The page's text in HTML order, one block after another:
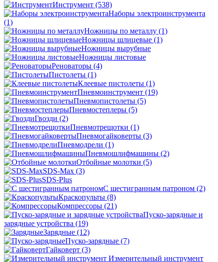
Инструмент (538)
Наборы электроинструмента
(1)
Ножницы по металлу (1)
Ножницы шлицевые (1)
Ножницы вырубные
Ножницы листовые
Реноваторы (4)
Пистолеты (1)
Клеевые пистолеты (1)
Пневмоинструмент (19)
Пневмопистолеты (5)
Пневмостеплеры (5)
Гвозди (2)
Пневмотрещотки (1)
Пневмогайковерты (3)
Пневмодрели (1)
Пневмошлифмашины (2)
Отбойные молотки (5)
SDS-Max (3)
SDS-Plus
C шестигранным патроном (2)
Краскопульты (8)
Компрессоры (21)
Пуско-зарядные и
зарядные устройства (19)
Зарядные (12)
Пуско-зарядные (7)
Гайковерт (3)
Измерительный инструмент